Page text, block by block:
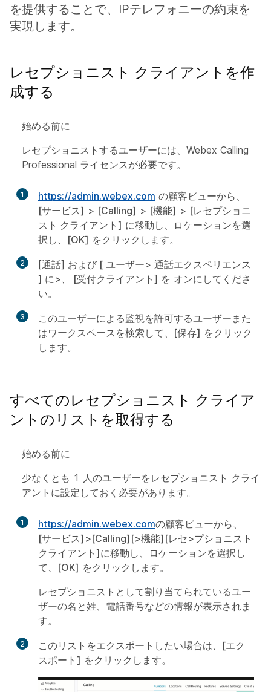
を提供することで、IPテレフォニーの約束を
実現します。
レセプショニスト クライアントを作
成する
始める前に
レセプショニストするユーザーには、Webex Calling
Professional ライセンスが必要です。
1 https://admin.webex.com の顧客ビューから、
[サービス] > [Calling] > [機能] > [レセプショニ
スト クライアント] に移動し、ロケーションを選
択し、 [OK] をクリックします。
2 [通話] および [ ユーザー> 通話エクスペリエンス
] に>、 [受付クライアント] を オンにしてくださ
い。
3
このユーザーによる監視を許可するユーザーまた
はワークスペースを検索して、 [保存] をクリック
します。
すべてのレセプショニスト クライア
ントのリストを取得する
始める前に
少なくとも 1 人のユーザーをレセプショニスト クライ
アントに設定しておく必要があります。
1 https://admin.webex.comの顧客ビューから、
[サービス] >[Calling] [>機能] [レセ>プショニスト
クライアント]に移動し、ロケーションを選択し
て、 [OK] をクリックします。
レセプショニストとして割り当てられているユー
ザーの名と姓、電話番号などの情報が表示されま
す。
2 このリストをエクスポートしたい場合は、 [エク
スポート] をクリックします。